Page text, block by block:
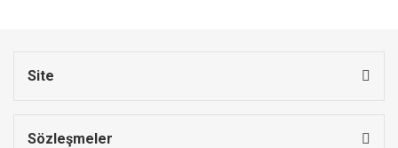
Site
Sözleşmeler